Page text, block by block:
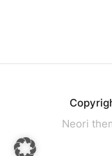
Neori